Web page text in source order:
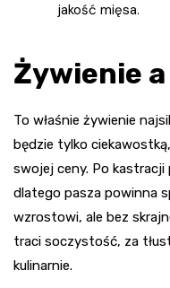
jakość mięsa.
Żywienie
To właśnie żywienie
będzie tylko
swojej ceny. Po kastracji
dlatego pasza powinna
wzrostowi, ale bez
traci soczystość, za
kulinarnie.